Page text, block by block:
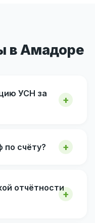
в Амадоре
УСН за
счёту?
отчётности